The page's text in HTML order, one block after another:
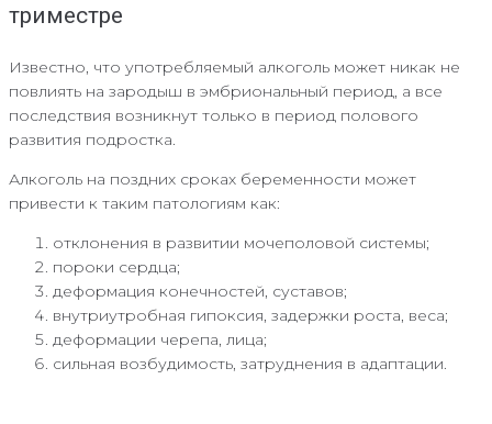
триместре
Известно, что употребляемый алкоголь может никак не
повлиять на зародыш в эмбриональный период, а все
последствия возникнут только в период полового
развития подростка.
Алкоголь на поздних сроках беременности может
привести к таким патологиям как:
отклонения в развитии мочеполовой системы;
пороки сердца;
деформация конечностей, суставов;
внутриутробная гипоксия, задержки роста, веса;
деформации черепа, лица;
сильная возбудимость, затруднения в адаптации.